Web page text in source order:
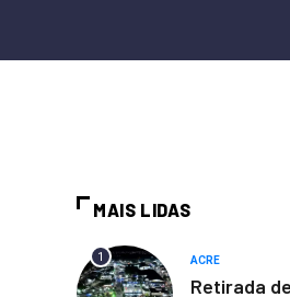
MAIS LIDAS
1 ACRE
Retirada